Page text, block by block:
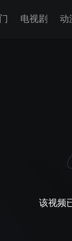
电视剧 动
该视频